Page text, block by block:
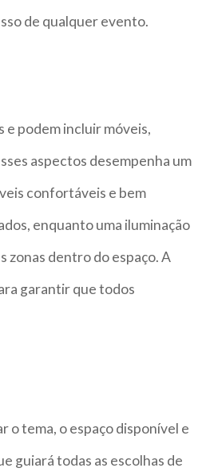
de qualquer evento.
e podem incluir móveis,
aspectos desempenha um
confortáveis e bem
enquanto uma iluminação
dentro do espaço. A
garantir que todos
o tema, o espaço disponível e
guiará todas as escolhas de